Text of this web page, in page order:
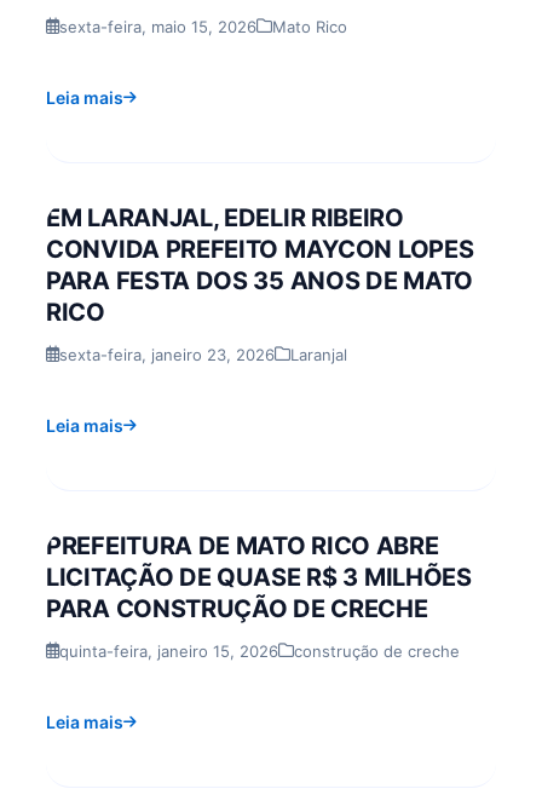
sexta-feira, maio 15, 2026 Mato Rico
Leia mais
EM LARANJAL, EDELIR RIBEIRO
CONVIDA PREFEITO MAYCON LOPES
PARA FESTA DOS 35 ANOS DE MATO
RICO
sexta-feira, janeiro 23, 2026 Laranjal
Leia mais
PREFEITURA DE MATO RICO ABRE
LICITAÇÃO DE QUASE R$ 3 MILHÕES
PARA CONSTRUÇÃO DE CRECHE
quinta-feira, janeiro 15, 2026 construção de creche
Leia mais